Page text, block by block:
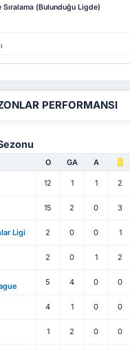
(Bulunduğu Ligde)
PERFORMANSI
O GA A
12 1 1 2
15 2 0 3
Ligi 2 0 0 1
2 0 1 2
5 4 0 0
4 1 0 0
1 2 0 0